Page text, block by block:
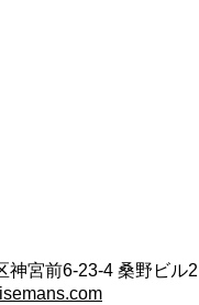
神宮前6-23-4 桑野ビル2